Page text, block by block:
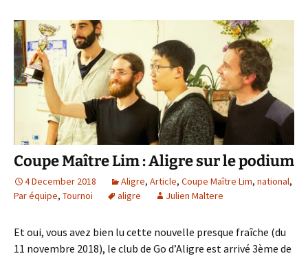
Coupe Maître Lim : Aligre sur le podium
4 December 2018 Aligre, Article, Coupe Maître Lim, national,
Par équipe, Tournoi aligre Julien Maltere
Et oui, vous avez bien lu cette nouvelle presque fraîche (du
11 novembre 2018), le club de Go d’Aligre est arrivé 3ème de